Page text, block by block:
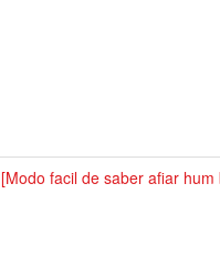
[Modo facil de saber afiar